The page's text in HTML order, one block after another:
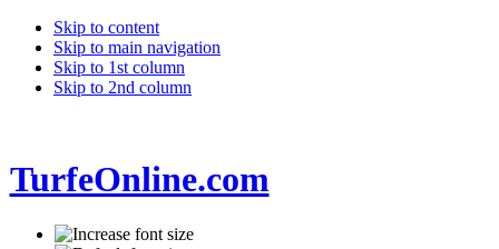
Skip to content
Skip to main navigation
Skip to 1st column
Skip to 2nd column
TurfeOnline.com